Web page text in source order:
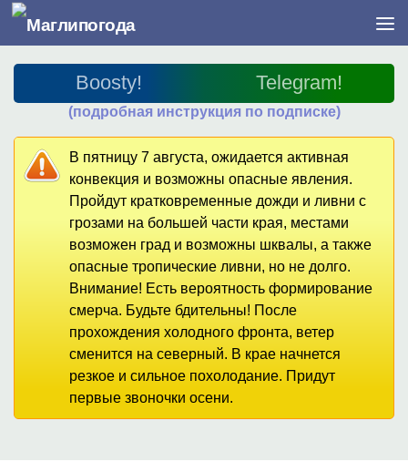
Перейти к содержимому
Boosty! Telegram!
(подробная инструкция по подписке)
В пятницу 7 августа, ожидается активная
конвекция и возможны опасные явления.
Пройдут кратковременные дожди и ливни с
грозами на большей части края, местами
возможен град и возможны шквалы, а также
опасные тропические ливни, но не долго.
Внимание! Есть вероятность формирование
смерча. Будьте бдительны! После
прохождения холодного фронта, ветер
сменится на северный. В крае начнется
резкое и сильное похолодание. Придут
первые звоночки осени.